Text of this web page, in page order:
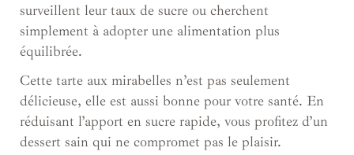
surveillent leur taux de sucre ou cherchent
simplement à adopter une alimentation plus
équilibrée.
Cette tarte aux mirabelles n’est pas seulement
délicieuse, elle est aussi bonne pour votre santé. En
réduisant l’apport en sucre rapide, vous profitez d’un
dessert sain qui ne compromet pas le plaisir.